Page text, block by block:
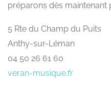
préparons dès maintenant
5 Rte du Champ du Puits
Anthy-sur-Léman
04 50 26 61 60
veran-musique.fr